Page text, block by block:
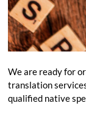
We are ready for
translation
qualified native